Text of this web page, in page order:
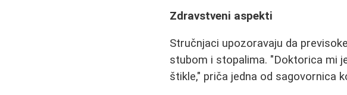
Zdravstveni aspekti
Stručnjaci upozoravaju da
stubom i stopalima. "Doktorica mi
štikle," priča jedna od sagovornica